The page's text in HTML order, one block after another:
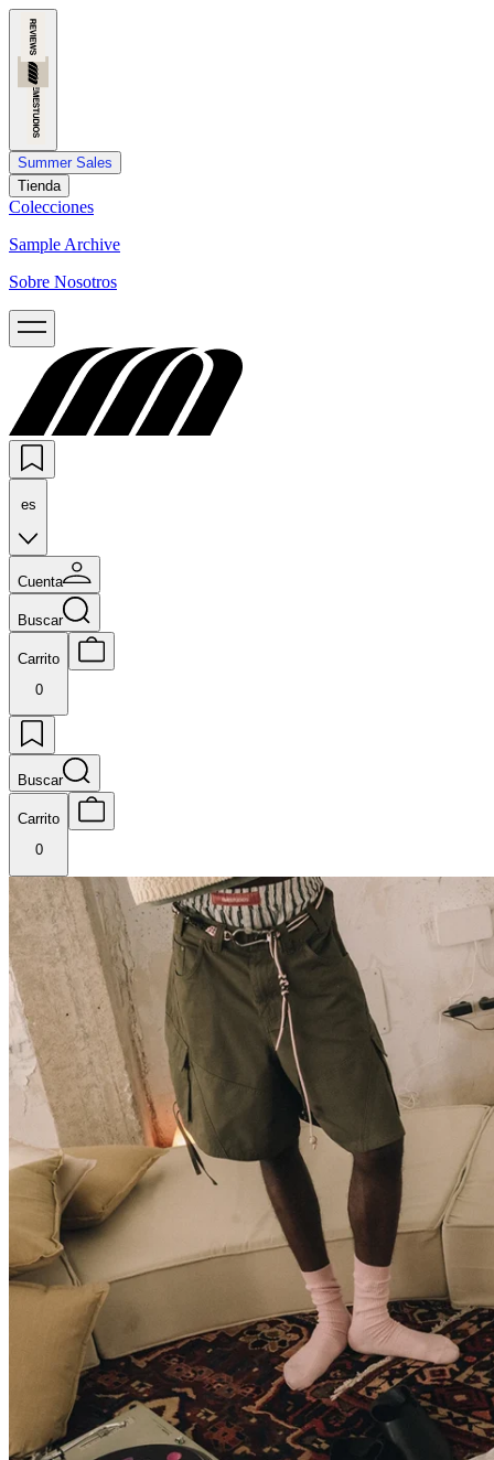
Summer Sales
Tienda
Colecciones
Sample Archive
Sobre Nosotros
es
Cuenta
Buscar
Carrito
0
Buscar
Carrito
0